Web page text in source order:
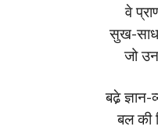
वे
सुख-
जो
बढे़ ज्ञान-
बल की